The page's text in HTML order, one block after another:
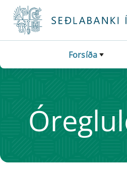
Fara beint í Meginmál
Forsíða